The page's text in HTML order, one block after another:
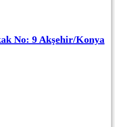
No: 9 Akşehir/Konya